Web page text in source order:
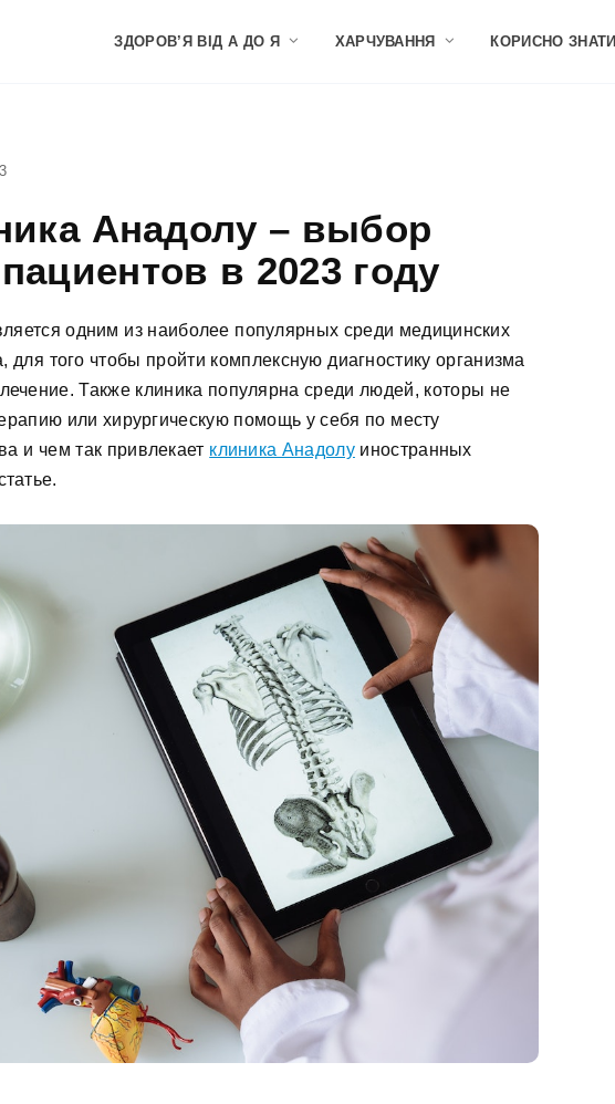
ЗДОРОВ’Я ВІД А ДО Я ХАРЧУВАННЯ КОРИСНО ЗНАТИ
Анадолу – выбор
в 2023 году
одним из наиболее популярных среди медицинских
того чтобы пройти комплексную диагностику организма
Также клиника популярна среди людей, которы не
или хирургическую помощь у себя по месту
и чем так привлекает клиника Анадолуиностранных